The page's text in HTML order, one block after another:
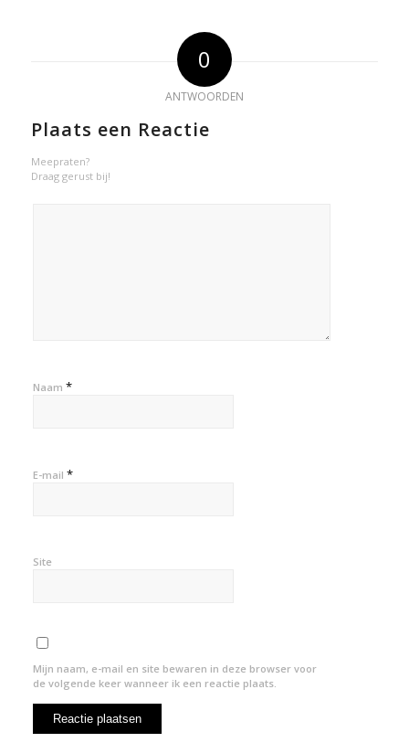
0
ANTWOORDEN
Plaats een Reactie
Meepraten?
Draag gerust bij!
Naam *
E-mail *
Site
Mijn naam, e-mail en site bewaren in deze browser voor
de volgende keer wanneer ik een reactie plaats.